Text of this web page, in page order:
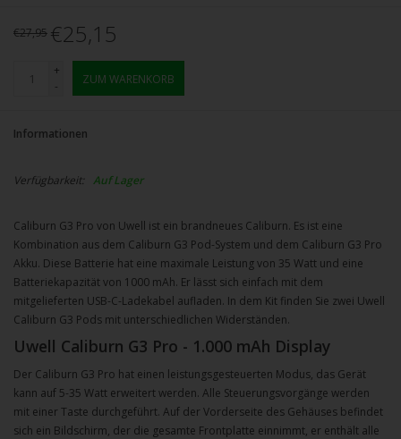
€27,95 €25,15
+
-
ZUM WARENKORB
Informationen
Verfügbarkeit: Auf Lager
Caliburn G3 Pro von Uwell ist ein brandneues Caliburn. Es ist eine
Kombination aus dem Caliburn G3 Pod-System und dem Caliburn G3 Pro
Akku. Diese Batterie hat eine maximale Leistung von 35 Watt und eine
Batteriekapazität von 1000 mAh. Er lässt sich einfach mit dem
mitgelieferten USB-C-Ladekabel aufladen. In dem Kit finden Sie zwei Uwell
Caliburn G3 Pods mit unterschiedlichen Widerständen.
Uwell Caliburn G3 Pro - 1.000 mAh Display
Der Caliburn G3 Pro hat einen leistungsgesteuerten Modus, das Gerät
kann auf 5-35 Watt erweitert werden. Alle Steuerungsvorgänge werden
mit einer Taste durchgeführt. Auf der Vorderseite des Gehäuses befindet
sich ein Bildschirm, der die gesamte Frontplatte einnimmt, er enthält alle